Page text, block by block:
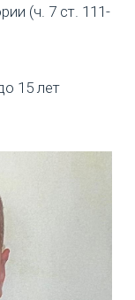
(ч. 7 ст. 111-
15 лет